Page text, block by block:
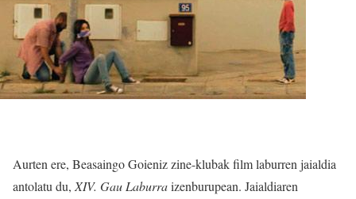
Aurten ere, Beasaingo Goieniz zine-klubak film laburren jaialdia
antolatu du, XIV. Gau Laburraizenburupean. Jaialdiaren